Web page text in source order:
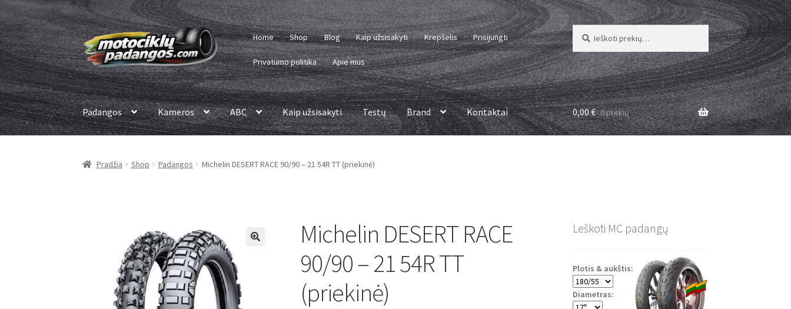
Pereiti
prie
meniu
Pereiti
prie
turinio
Home Shop Blog Kaip užsisakyti Krepšelis Prisijungti
Privatumo politika Apie mus
Ieškoti:
Ieškoti
Padangos Kameros ABC Kaip užsisakyti Testų Brand Kontaktai 0,00€ 0 prekių
Pradžia Shop Padangos Michelin DESERT RACE 90/90 – 21 54R TT (priekinė)
Michelin DESERT RACE
90/90 – 21 54R TT
(priekinė)
Leškoti MC padangų
Plotis & aukštis:
Diametras: